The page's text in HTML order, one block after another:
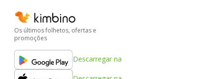
Os últimos folhetos, ofertas e
promoções
Descarregar na